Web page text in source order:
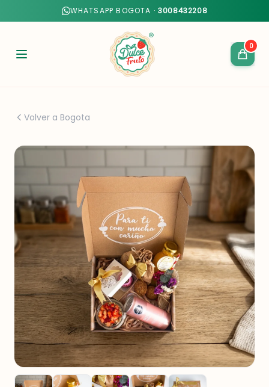
WHATSAPP BOGOTA ·3008432208
0
Volver a Bogota